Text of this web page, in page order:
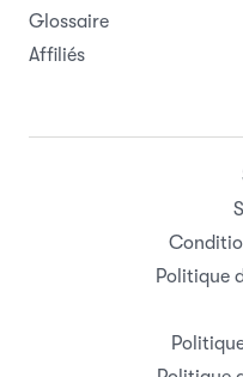
Glossaire
Affiliés
Politique